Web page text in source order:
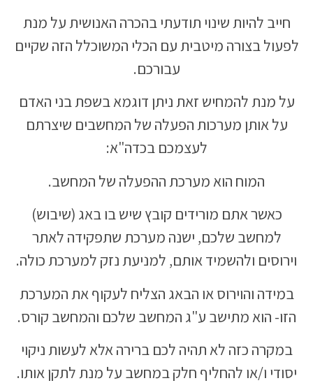
חייב להיות שינוי תודעתי בהכרה האנושית על מנת
לפעול בצורה מיטבית עם הכלי המשוכלל הזה שקיים
עבורכם.
על מנת להמחיש זאת ניתן דוגמא בשפת בני האדם
על אותן מערכות הפעלה של המחשבים שיצרתם
לעצמכם בכדה"א:
המוח הוא מערכת ההפעלה של המחשב.
כאשר אתם מורידים קובץ שיש בו באג (שיבוש)
למחשב שלכם, ישנה מערכת שתפקידה לאתר
וירוסים ולהשמיד אותם, למניעת נזק למערכת כולה.
במידה והוירוס או הבאג הצליח לעקוף את המערכת
הזו- הוא מתישב ע"ג המחשב שלכם והמחשב קורס.
במקרה כזה לא תהיה לכם ברירה אלא לעשות ניקוי
יסודי ו/או להחליף חלק במחשב על מנת לתקן אותו.